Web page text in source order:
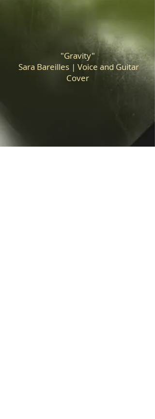
"Gravity"
Sara Bareilles | Voice and Guitar
Cover